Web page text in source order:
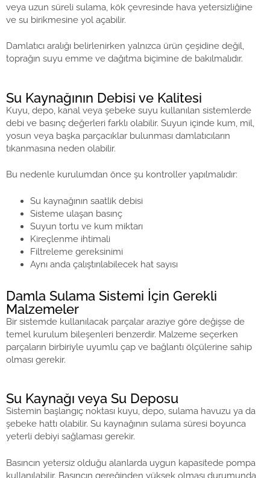
veya uzun süreli sulama, kök çevresinde hava yetersizliğine
ve su birikmesine yol açabilir.
Damlatıcı aralığı belirlenirken yalnızca ürün çeşidine değil,
toprağın suyu emme ve dağıtma biçimine de bakılmalıdır.
Su Kaynağının Debisi ve Kalitesi
Kuyu, depo, kanal veya şebeke suyu kullanılan sistemlerde
debi ve basınç değerleri farklı olabilir. Suyun içinde kum, mil,
yosun veya başka parçacıklar bulunması damlatıcıların
tıkanmasına neden olabilir.
Bu nedenle kurulumdan önce şu kontroller yapılmalıdır:
Su kaynağının saatlik debisi
Sisteme ulaşan basınç
Suyun tortu ve kum miktarı
Kireçlenme ihtimali
Filtreleme gereksinimi
Aynı anda çalıştırılabilecek hat sayısı
Damla Sulama Sistemi İçin Gerekli
Malzemeler
Bir sistemde kullanılacak parçalar araziye göre değişse de
temel kurulum bileşenleri benzerdir. Malzeme seçerken
parçaların birbiriyle uyumlu çap ve bağlantı ölçülerine sahip
olması gerekir.
Su Kaynağı veya Su Deposu
Sistemin başlangıç noktası kuyu, depo, sulama havuzu ya da
şebeke hattı olabilir. Su kaynağının sulama süresi boyunca
yeterli debiyi sağlaması gerekir.
Basıncın yetersiz olduğu alanlarda uygun kapasitede pompa
kullanılabilir. Basıncın gereğinden yüksek olması durumunda